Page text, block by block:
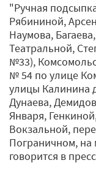
"Ручная
Рябининой,
Наумова,
Театральной,
№33),
№ 54 по улице
улицы Калинина
Дунаева,
Января,
Вокзальной,
Пограничном, на
говорится в